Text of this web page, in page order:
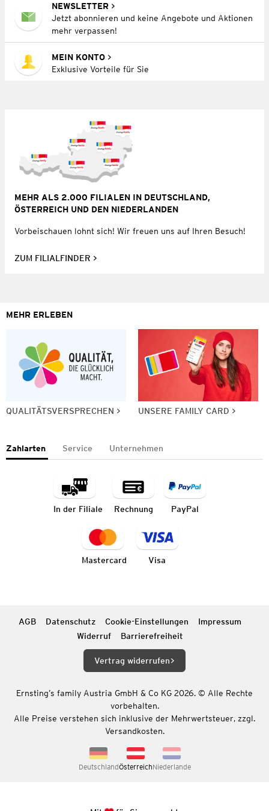
NEWSLETTER
Jetzt abonnieren und keine Angebote und Aktionen
mehr verpassen!
MEIN KONTO
Exklusive Vorteile für Sie
MEHR ALS 2.000 FILIALEN IN DEUTSCHLAND,
ÖSTERREICH UND DEN NIEDERLANDEN
Vorbeischauen lohnt sich! Wir freuen uns auf Ihren Besuch!
ZUM FILIALFINDER
MEHR ERLEBEN
QUALITÄTSVERSPRECHEN UNSERE FAMILY CARD
Zahlarten Service Unternehmen
In der Filiale Rechnung PayPal
Mastercard Visa
AGB Datenschutz Cookie-Einstellungen
Impressum
Widerruf
Barrierefreiheit
Vertrag widerrufen
Ernsting’s family Austria GmbH & Co KG 2026. © Alle Rechte
vorbehalten.
Alle Preise verstehen sich inklusive der Mehrwertsteuer, zzgl.
Versandkosten.
DeutschlandÖsterreichNiederlande